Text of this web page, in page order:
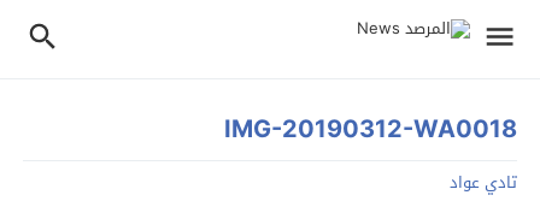
IMG-20190312-WA0018
تادي عواد